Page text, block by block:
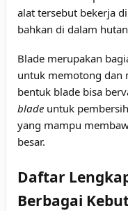
alat tersebut bekerja
bahkan di dalam
Blade merupakan
untuk memotong dan
bentuk blade bisa
blade untuk
yang mampu
besar.
Daftar
Berbagai